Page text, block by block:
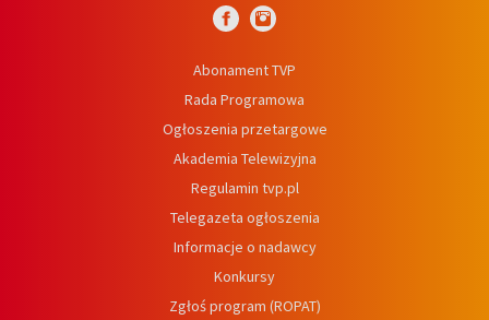
Abonament TVP
Rada Programowa
Ogłoszenia przetargowe
Akademia Telewizyjna
Regulamin tvp.pl
Telegazeta ogłoszenia
Informacje o nadawcy
Konkursy
Zgłoś program (ROPAT)